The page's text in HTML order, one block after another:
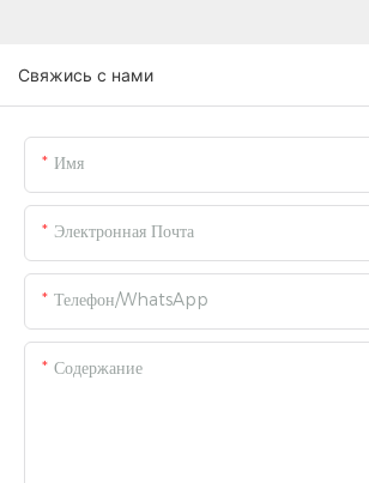
Свяжись с нами
Имя
Электронная Почта
Телефон/WhatsApp
Содержание